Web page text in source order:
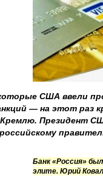
США ввели
— на этот раз
Президент
Банк «Россия»
элите. Юрий